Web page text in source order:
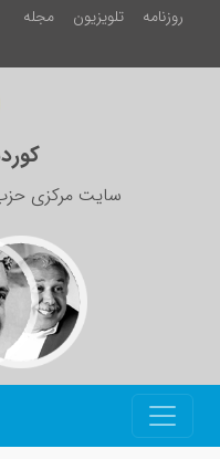
روزنامە تلویزیون
مجلە
سایت مرکزی